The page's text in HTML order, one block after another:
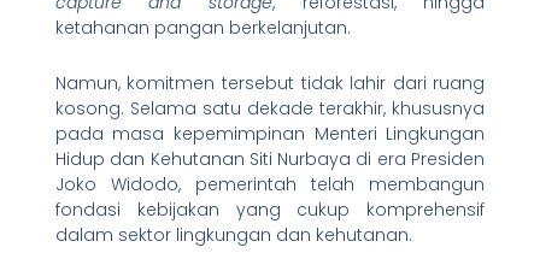
ketahanan pangan berkelanjutan.
Namun, komitmen tersebut tidak lahir dari ruang
kosong. Selama satu dekade terakhir, khususnya
pada masa kepemimpinan Menteri Lingkungan
Hidup dan Kehutanan Siti Nurbaya di era Presiden
Joko Widodo, pemerintah telah membangun
fondasi kebijakan yang cukup komprehensif
dalam sektor lingkungan dan kehutanan.